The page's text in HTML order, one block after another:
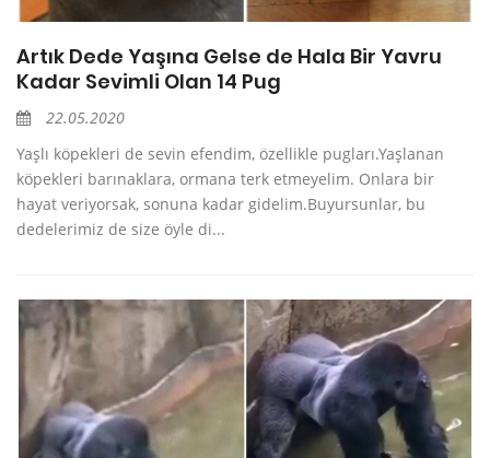
Artık Dede Yaşına Gelse de Hala Bir Yavru
Kadar Sevimli Olan 14 Pug
22.05.2020
Yaşlı köpekleri de sevin efendim, özellikle pugları.Yaşlanan
köpekleri barınaklara, ormana terk etmeyelim. Onlara bir
hayat veriyorsak, sonuna kadar gidelim.Buyursunlar, bu
dedelerimiz de size öyle di...